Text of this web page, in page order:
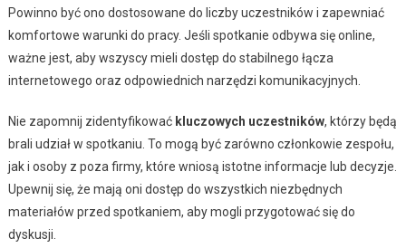
Powinno być ono dostosowane do liczby uczestników i zapewniać
komfortowe warunki do pracy. Jeśli spotkanie odbywa się online,
ważne jest, aby wszyscy mieli dostęp do stabilnego łącza
internetowego oraz odpowiednich narzędzi komunikacyjnych.
Nie zapomnij zidentyfikować kluczowych uczestników, którzy będą
brali udział w spotkaniu. To mogą być zarówno członkowie zespołu,
jak i osoby z poza firmy, które wniosą istotne informacje lub decyzje.
Upewnij się, że mają oni dostęp do wszystkich niezbędnych
materiałów przed spotkaniem, aby mogli przygotować się do
dyskusji.